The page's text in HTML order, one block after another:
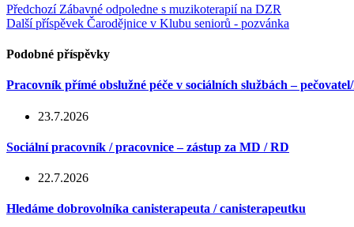
Předchozí Zábavné odpoledne s muzikoterapií na DZR
Další příspěvek Čarodějnice v Klubu seniorů - pozvánka
Podobné příspěvky
Pracovník přímé obslužné péče v sociálních službách –
23.7.2026
Sociální pracovník / pracovnice – zástup za MD / RD
22.7.2026
Hledáme dobrovolníka canisterapeuta / canisterapeutku